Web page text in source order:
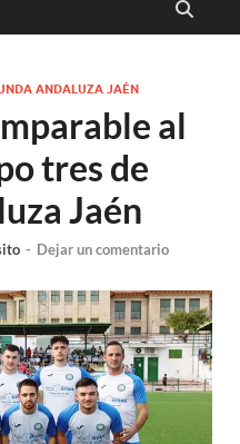
ANDALUZA JAÉN
al
tres de
Jaén
- Dejar un comentario